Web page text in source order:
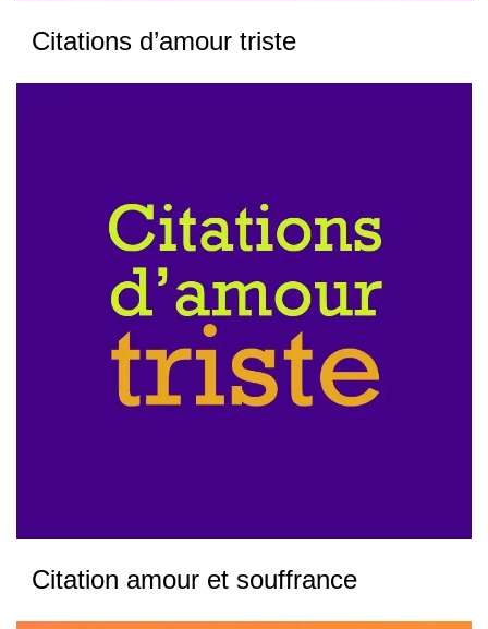
Citations d’amour triste
Citation amour et souffrance